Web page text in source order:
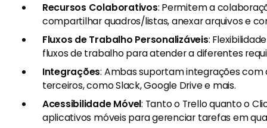
Recursos Colaborativos: Permitem a
compartilhar quadros/listas, anexar arquivos e
Fluxos de Trabalho Personalizáveis:
fluxos de trabalho para atender a diferentes
Integrações: Ambas suportam integrações
terceiros, como Slack, Google Drive e mais.
Acessibilidade Móvel: Tanto o Trello quanto o
aplicativos móveis para gerenciar tarefas em